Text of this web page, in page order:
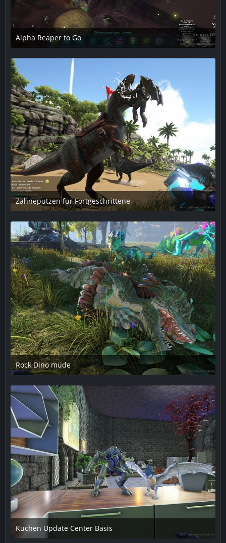
Alpha Reaper to Go
6. April 2019 um 18:47
1
Zähneputzen für Fortgeschrittene
6. April 2019 um 18:47
2
Rock Dino müde
6. April 2019 um 18:47
Küchen Update Center Basis
15. April 2019 um 19:51